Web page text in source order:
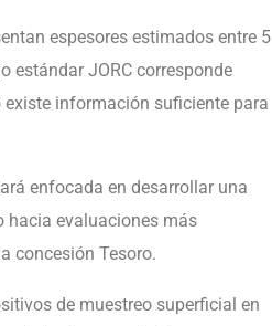
espesores estimados entre 5
estándar JORC corresponde
información suficiente para
enfocada en desarrollar una
hacia evaluaciones más
concesión Tesoro.
de muestreo superficial en